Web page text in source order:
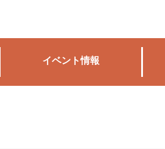
イベント情報